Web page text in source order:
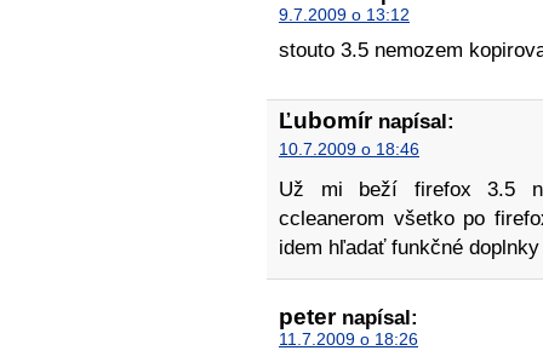
9.7.2009 o 13:12
stouto 3.5 nemozem
Ľubomírnapísal:
10.7.2009 o 18:46
Už mi beží firefox 3.5
ccleanerom všetko po
idem hľadať funkčné
peternapísal:
11.7.2009 o 18:26